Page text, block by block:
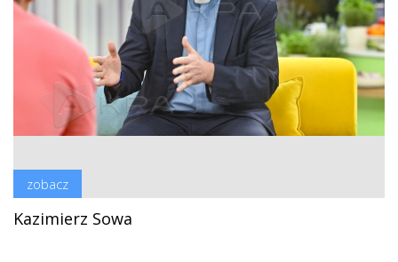
zobacz
Kazimierz Sowa